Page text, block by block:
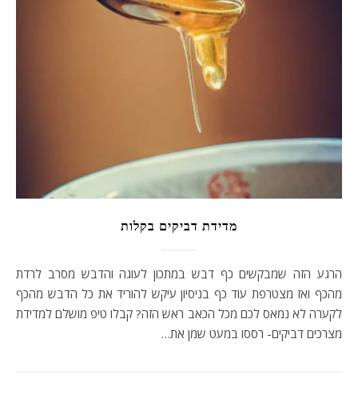
מדידת דביקים בקלות
הרגע הזה שמבקשים כף דבש במתכון לעוגה והדבש מסרב לרדת
מהכף ואז מצטרפת עוד כף בניסיון עיקש להוריד את כל הדבש מהכף
לקערה לא נמאס לכם מכל הכאב ראש הזה? קבלו טיפ מושלם למדידת
מצרכים דביקים- רססו במעט שמן את…